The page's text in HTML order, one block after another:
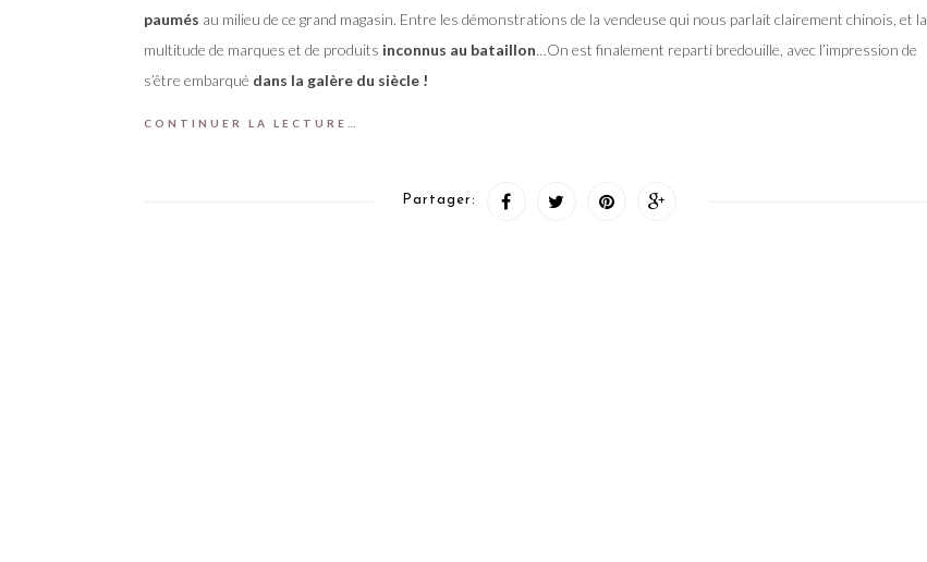
paumés au milieu de ce grand magasin. Entre les démonstrations de la vendeuse qui nous parlait clairement chinois, et la
multitude de marques et de produits inconnus au bataillon…On est finalement reparti bredouille, avec l’impression de
s’être embarqué dans la galère du siècle !
CONTINUER LA LECTURE…
Partager: